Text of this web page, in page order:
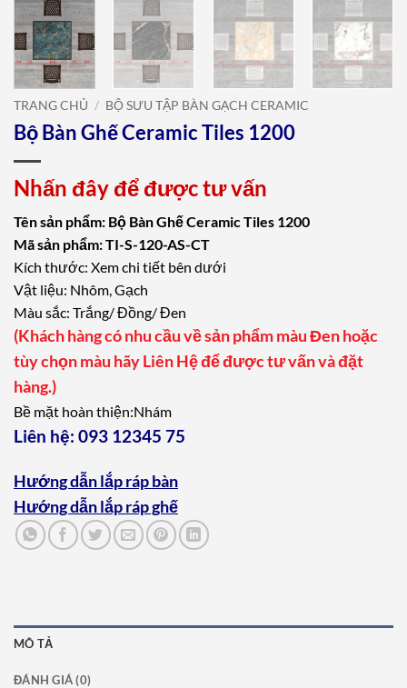
TRANG CHỦ / BỘ SƯU TẬP BÀN GẠCH CERAMIC
Bộ Bàn Ghế Ceramic Tiles 1200
Nhấn đây để được tư vấn
Tên sản phẩm: Bộ Bàn Ghế Ceramic Tiles 1200
Mã sản phẩm: TI-S-120-AS-CT
Kích thước: Xem chi tiết bên dưới
Vật liệu: Nhôm, Gạch
Màu sắc: Trắng/ Đồng/ Đen
(Khách hàng có nhu cầu về sản phẩm màu Đen hoặc
tùy chọn màu hãy Liên Hệ để được tư vấn và đặt
hàng.)
Bề mặt hoàn thiện:Nhám
Liên hệ: 093 12345 75
Hướng dẫn lắp ráp bàn
Hướng dẫn lắp ráp ghế
MÔ TẢ
ĐÁNH GIÁ (0)